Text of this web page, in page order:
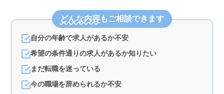
どんな内容もご相談できます
自分の年齢で求人があるか不安
希望の条件通りの求人があるか知りたい
まだ転職を迷っている
今の職場を辞められるか不安